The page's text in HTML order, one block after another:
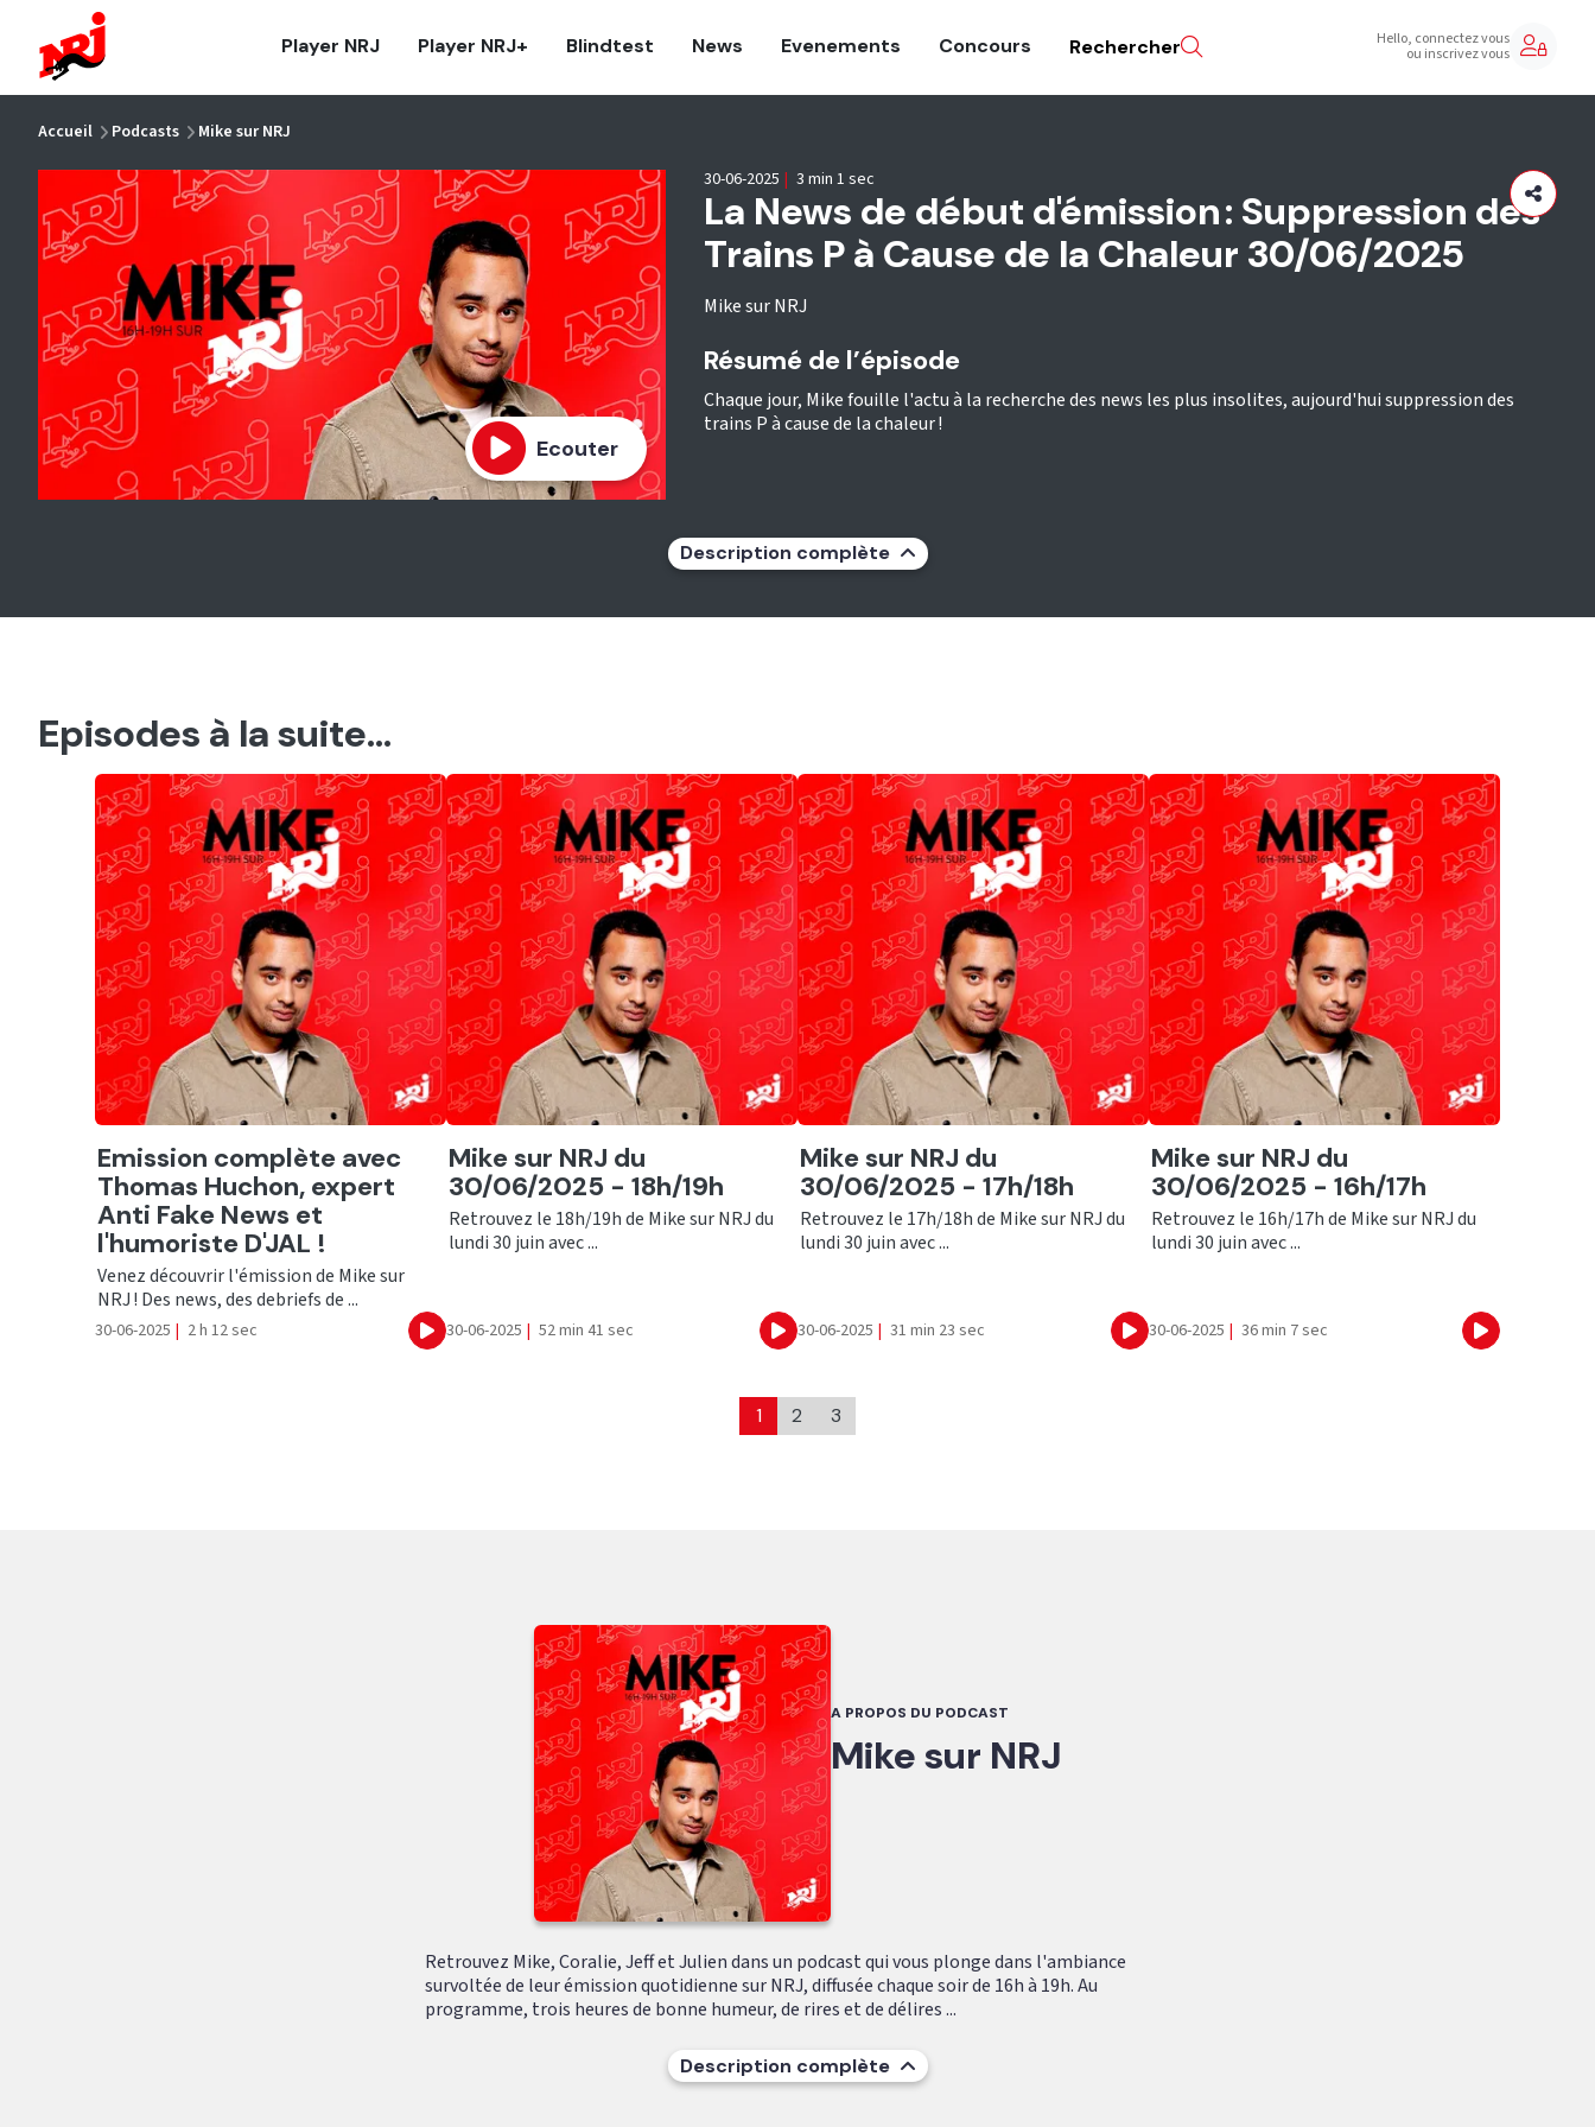
Player NRJ Player NRJ+ Blindtest News Evenements Concours Rechercher Hello, connectez vous
ou inscrivez vous
Accueil Podcasts Mike sur NRJ
Ecouter
La News de début d'émission : Suppression des
Trains P à Cause de la Chaleur 30/06/2025
Mike sur NRJ
30-06-2025 | 3 min 1 sec
Résumé de l’épisode
Chaque jour, Mike fouille l'actu à la recherche des news les plus insolites, aujourd'hui suppression des
trains P à cause de la chaleur !
Description complète
Episodes à la suite...
Ecouter
Emission complète avec
Thomas Huchon, expert
Anti Fake News et
l'humoriste D'JAL !
Venez découvrir l'émission de Mike sur
NRJ ! Des news, des debriefs de ...
30-06-2025 | 2 h 12 sec Ecouter
Ecouter
Mike sur NRJ du
30/06/2025 - 18h/19h
Retrouvez le 18h/19h de Mike sur NRJ du
lundi 30 juin avec ...
30-06-2025 | 52 min 41 sec Ecouter
Ecouter
Mike sur NRJ du
30/06/2025 - 17h/18h
Retrouvez le 17h/18h de Mike sur NRJ du
lundi 30 juin avec ...
30-06-2025 | 31 min 23 sec Ecouter
Ecouter
Mike sur NRJ du
30/06/2025 - 16h/17h
Retrouvez le 16h/17h de Mike sur NRJ du
lundi 30 juin avec ...
30-06-2025 | 36 min 7 sec Ecouter
1 2 3
A PROPOS DU PODCAST
Mike sur NRJ
Retrouvez Mike, Coralie, Jeff et Julien dans un podcast qui vous plonge dans l'ambiance
survoltée de leur émission quotidienne sur NRJ, diffusée chaque soir de 16h à 19h. Au
programme, trois heures de bonne humeur, de rires et de délires ...
Description complète